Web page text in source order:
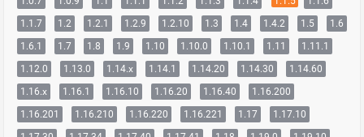
1.1.7
1.2 1.2.1 1.2.9 1.2.10 1.3 1.4 1.4.2 1.5
1.6
1.6.1
1.7 1.8 1.9 1.10 1.10.0 1.10.1 1.11
1.11.1
1.12.0
1.13.0 1.14.x 1.14.1 1.14.20 1.14.30
1.14.60
1.16.x
1.16.1 1.16.10 1.16.20 1.16.40
1.16.200
1.16.201
1.16.210 1.16.220 1.16.221 1.17
1.17.10